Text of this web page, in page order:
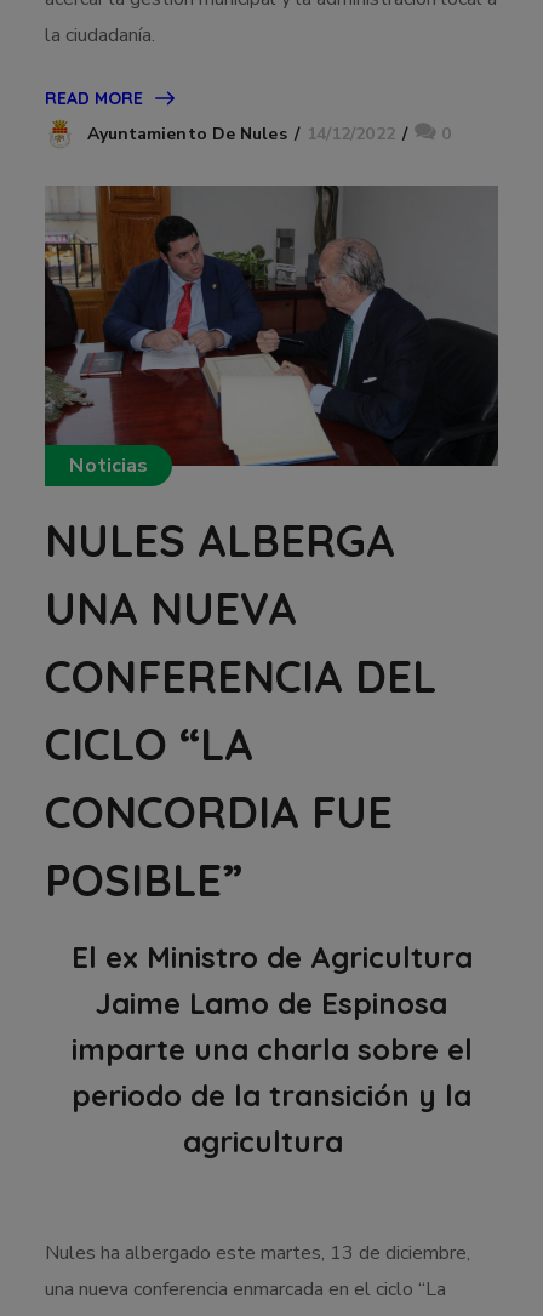
la ciudadanía.
READ MORE
Ayuntamiento De Nules 14/12/2022 0
Noticias
NULES ALBERGA
UNA NUEVA
CONFERENCIA DEL
CICLO “LA
CONCORDIA FUE
POSIBLE”
El ex Ministro de Agricultura
Jaime Lamo de Espinosa
imparte una charla sobre el
periodo de la transición y la
agricultura
Nules ha albergado este martes, 13 de diciembre,
una nueva conferencia enmarcada en el ciclo “La